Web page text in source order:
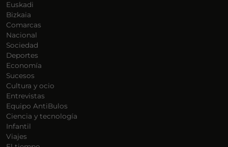
Euskadi
Bizkaia
Comarcas
Nacional
Sociedad
Deportes
Economía
Sucesos
Cultura y ocio
Entrevistas
Equipo AntiBulos
Ciencia y tecnología
Infantil
Viajes